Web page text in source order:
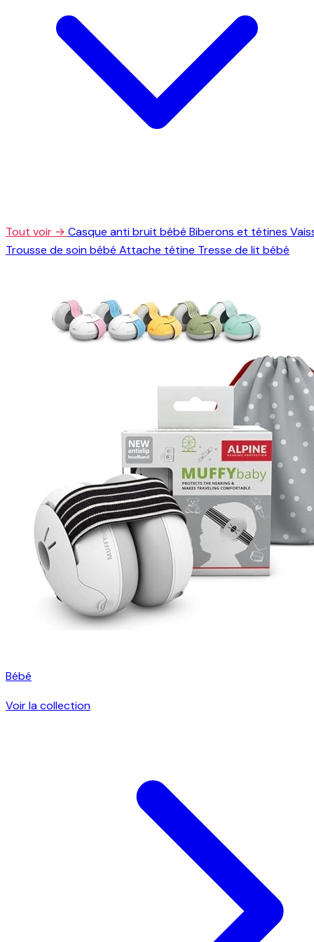
Tout voir → Casque anti bruit bébé Biberons et tétines
Trousse de soin bébé Attache tétine Tresse de lit bébé
Bébé
Voir la collection